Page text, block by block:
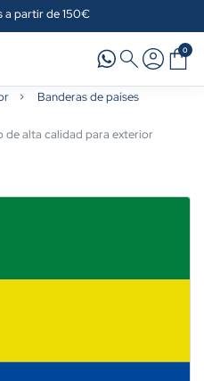
a partir de 150€
0
Banderas de países
de alta calidad para exterior